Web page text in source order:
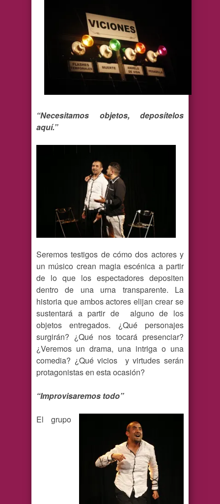
“Necesitamos objetos, deposítelos
aquí.”
Seremos testigos de cómo dos actores y
un músico crean magia escénica a partir
de lo que los espectadores depositen
dentro de una urna transparente. La
historia que ambos actores elijan crear se
sustentará a partir de alguno de los
objetos entregados. ¿Qué personajes
surgirán? ¿Qué nos tocará presenciar?
¿Veremos un drama, una intriga o una
comedia? ¿Qué vicios y virtudes serán
protagonistas en esta ocasión?
“Improvisaremos todo”
El grupo